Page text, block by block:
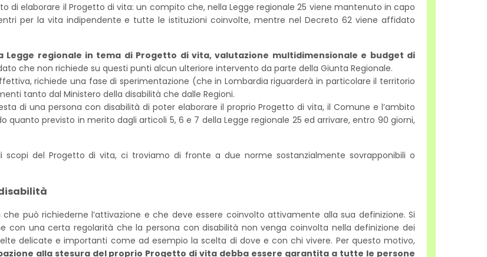
di elaborare il Progetto di vita: un compito che, nella Legge regionale 25 viene mantenuto in capo
per la vita indipendente e tutte le istituzioni coinvolte, mentre nel Decreto 62 viene affidato
Legge regionale in tema di Progetto di vita, valutazione multidimensionale e budget di
che non richiede su questi punti alcun ulteriore intervento da parte della Giunta Regionale.
richiede una fase di sperimentazione (che in Lombardia riguarderà in particolare il territorio
tanto dal Ministero della disabilità che dalle Regioni.
di una persona con disabilità di poter elaborare il proprio Progetto di vita, il Comune e l’ambito
previsto in merito dagli articoli 5, 6 e 7 della Legge regionale 25 ed arrivare, entro 90 giorni,
scopi del Progetto di vita, ci troviamo di fronte a due norme sostanzialmente sovrapponibili o
può richiederne l’attivazione e che deve essere coinvolto attivamente alla sua definizione. Si
con una certa regolarità che la persona con disabilità non venga coinvolta nella definizione dei
delicate e importanti come ad esempio la scelta di dove e con chi vivere. Per questo motivo,
alla stesura del proprio Progetto di vita debba essere garantita a tutte le persone